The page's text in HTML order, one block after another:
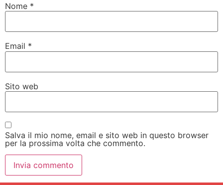
Nome *
Email *
Sito web
Salva il mio nome, email e sito web in questo browser
per la prossima volta che commento.